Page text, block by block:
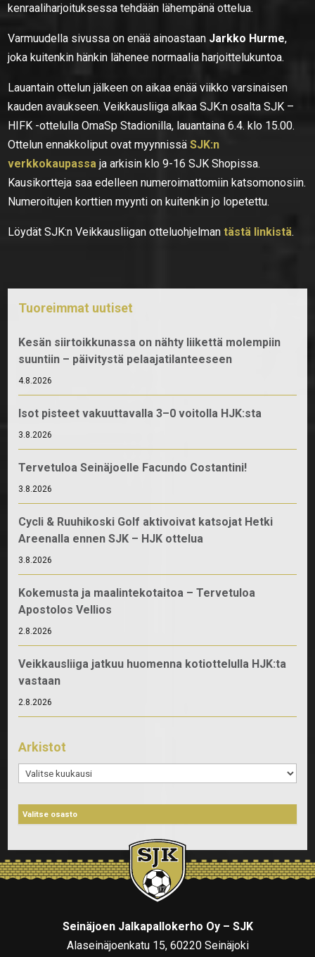
kenraaliharjoituksessa tehdään lähempänä ottelua.
Varmuudella sivussa on enää ainoastaan Jarkko Hurme,
joka kuitenkin hänkin lähenee normaalia harjoittelukuntoa.
Lauantain ottelun jälkeen on aikaa enää viikko varsinaisen
kauden avaukseen. Veikkausliiga alkaa SJK:n osalta SJK –
HIFK -ottelulla OmaSp Stadionilla, lauantaina 6.4. klo 15.00.
Ottelun ennakkoliput ovat myynnissä SJK:n
verkkokaupassa ja arkisin klo 9-16 SJK Shopissa.
Kausikortteja saa edelleen numeroimattomiin katsomonosiin.
Numeroitujen korttien myynti on kuitenkin jo lopetettu.
Löydät SJK:n Veikkausliigan otteluohjelmantästä linkistä.
Tuoreimmat uutiset
Kesän siirtoikkunassa on nähty liikettä molempiin
suuntiin – päivitystä pelaajatilanteeseen
4.8.2026
Isot pisteet vakuuttavalla 3–0 voitolla HJK:sta
3.8.2026
Tervetuloa Seinäjoelle Facundo Costantini!
3.8.2026
Cycli & Ruuhikoski Golf aktivoivat katsojat Hetki
Areenalla ennen SJK – HJK ottelua
3.8.2026
Kokemusta ja maalintekotaitoa – Tervetuloa
Apostolos Vellios
2.8.2026
Veikkausliiga jatkuu huomenna kotiottelulla HJK:ta
vastaan
2.8.2026
Arkistot
Arkistot
Seinäjoen Jalkapallokerho Oy – SJK
Alaseinäjoenkatu 15, 60220 Seinäjoki